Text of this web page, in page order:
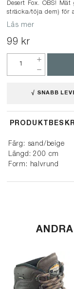
Desert Fox. OBS!
sträcka/töja dem) för
Läs mer
99 kr
√ SNABB
Färg: sand/beige
Längd: 200 cm
Form: halvrund